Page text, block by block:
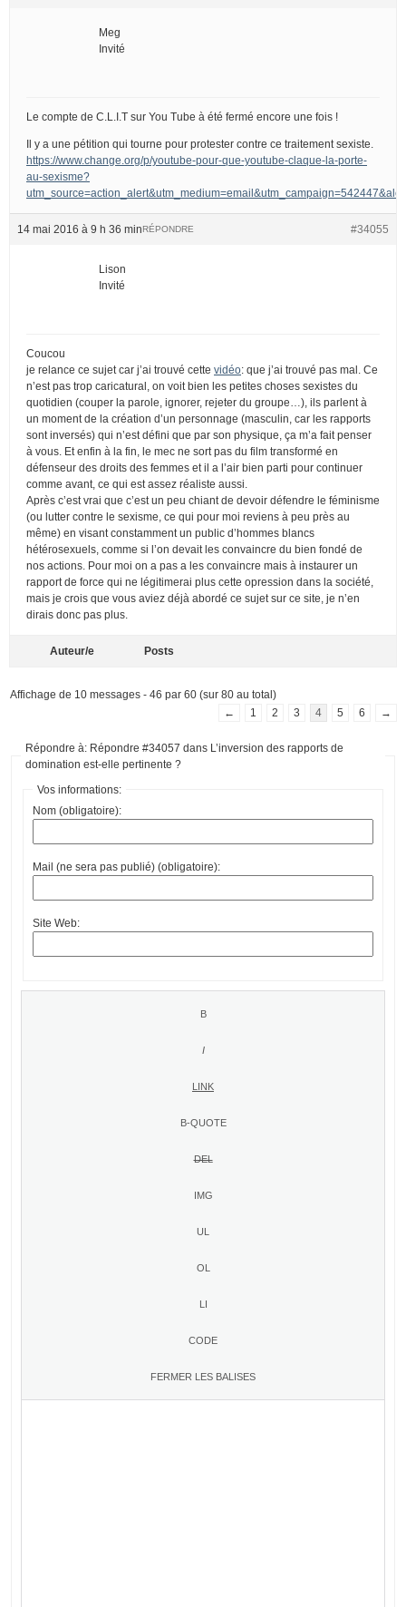
Meg
Invité
Le compte de C.L.I.T sur You Tube à été fermé encore une fois !
Il y a une pétition qui tourne pour protester contre ce traitement sexiste.
https://www.change.org/p/youtube-pour-que-youtube-claque-la-porte-
au-sexisme?
14 mai 2016 à 9 h 36 min #34055
RÉPONDRE
Lison
Invité
Coucou
je relance ce sujet car j’ai trouvé cette vidéo: que j’ai trouvé pas mal. Ce
n’est pas trop caricatural, on voit bien les petites choses sexistes du
quotidien (couper la parole, ignorer, rejeter du groupe…), ils parlent à
un moment de la création d’un personnage (masculin, car les rapports
sont inversés) qui n’est défini que par son physique, ça m’a fait penser
à vous. Et enfin à la fin, le mec ne sort pas du film transformé en
défenseur des droits des femmes et il a l’air bien parti pour continuer
comme avant, ce qui est assez réaliste aussi.
Après c’est vrai que c’est un peu chiant de devoir défendre le féminisme
(ou lutter contre le sexisme, ce qui pour moi reviens à peu près au
même) en visant constamment un public d’hommes blancs
hétérosexuels, comme si l’on devait les convaincre du bien fondé de
nos actions. Pour moi on a pas a les convaincre mais à instaurer un
rapport de force qui ne légitimerai plus cette opression dans la société,
mais je crois que vous aviez déjà abordé ce sujet sur ce site, je n’en
dirais donc pas plus.
Auteur/e Posts
Affichage de 10 messages - 46 par 60 (sur 80 au total)
←
1 2 3 4 5 6 →
Répondre à: Répondre #34057 dans L’inversion des rapports de
domination est-elle pertinente ?
Vos informations:
Nom (obligatoire):
Mail (ne sera pas publié) (obligatoire):
Site Web: